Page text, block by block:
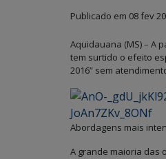
Publicado em 08 fev
Aquidauana (MS) – A
tem surtido o efeito
2016” sem
Abordagens mais
A grande maioria das